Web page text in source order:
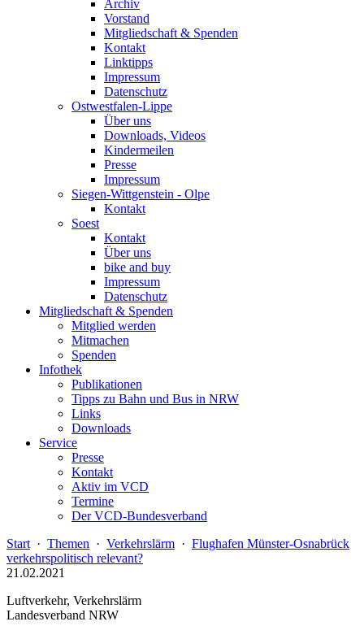
Archiv
Vorstand
Mitgliedschaft & Spenden
Kontakt
Linktipps
Impressum
Datenschutz
Ostwestfalen-Lippe
Über uns
Downloads, Videos
Kindermeilen
Presse
Impressum
Siegen-Wittgenstein - Olpe
Kontakt
Soest
Kontakt
Über uns
bike and buy
Impressum
Datenschutz
Mitgliedschaft & Spenden
Mitglied werden
Mitmachen
Spenden
Infothek
Publikationen
Tipps zu Bahn und Bus in NRW
Links
Downloads
Service
Presse
Kontakt
Aktiv im VCD
Termine
Der VCD-Bundesverband
Start · Themen · Verkehrslärm · Flughafen Münster-Osnabrück
verkehrspolitisch relevant?
21.02.2021
Luftverkehr, Verkehrslärm
Landesverband NRW